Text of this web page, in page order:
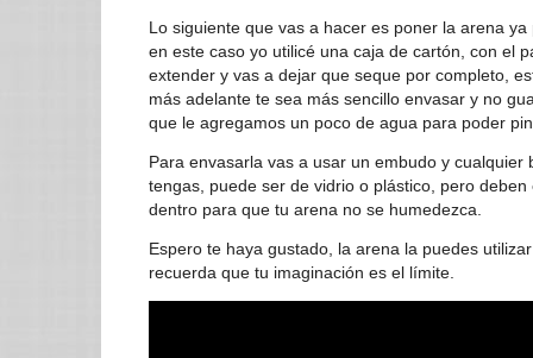
Lo siguiente que vas a hacer es poner la arena
en este caso yo utilicé una caja de cartón, con el
extender y vas a dejar que seque por completo,
más adelante te sea más sencillo envasar y no
que le agregamos un poco de agua para poder
Para envasarla vas a usar un embudo y cualquier
tengas, puede ser de vidrio o plástico, pero
dentro para que tu arena no se humedezca.
Espero te haya gustado, la arena la puedes
recuerda que tu imaginación es el límite.